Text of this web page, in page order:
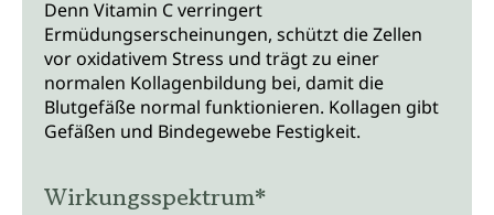
Denn Vitamin C verringert
Ermüdungserscheinungen, schützt die Zellen
vor oxidativem Stress und trägt zu einer
normalen Kollagenbildung bei, damit die
Blutgefäße normal funktionieren. Kollagen gibt
Gefäßen und Bindegewebe Festigkeit.
Wirkungsspektrum*